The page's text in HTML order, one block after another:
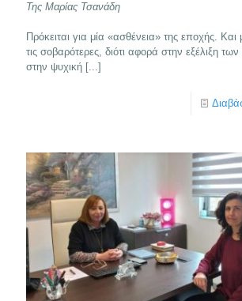
Της Μαρίας Τσανάδη
Πρόκειται για μία «ασθένεια» της εποχής.
τις σοβαρότερες, διότι αφορά στην εξέλιξη
στην ψυχική [...]